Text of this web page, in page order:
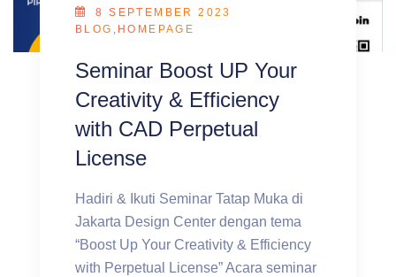
8 SEPTEMBER 2023
BLOG , HOMEPAGE
Seminar Boost UP Your
Creativity & Efficiency
with CAD Perpetual
License
Hadiri & Ikuti Seminar Tatap Muka di
Jakarta Design Center dengan tema
“Boost Up Your Creativity & Efficiency
with Perpetual License” Acara seminar